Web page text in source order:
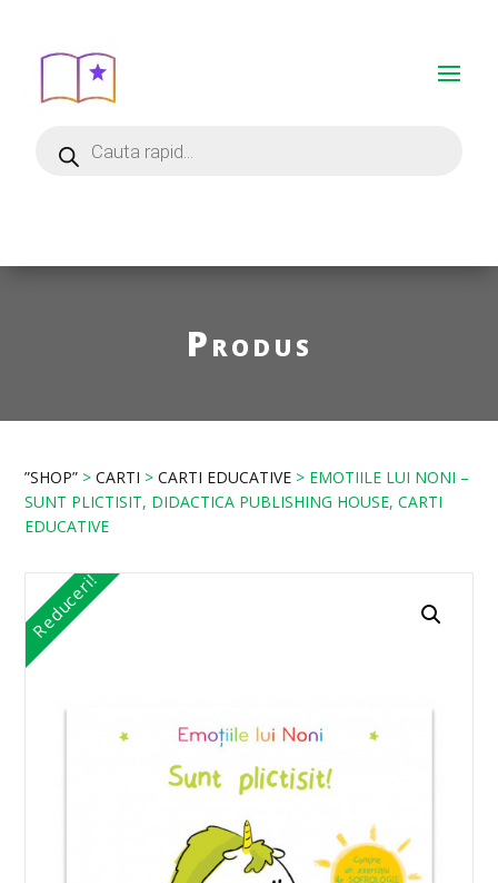
Produs
”SHOP” >CARTI >CARTI EDUCATIVE > EMOTIILE LUI NONI –
SUNT PLICTISIT, DIDACTICA PUBLISHING HOUSE, CARTI
EDUCATIVE
Reduceri!